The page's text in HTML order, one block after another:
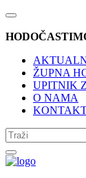
ŽUPNA
UPITNIK
O NAMA